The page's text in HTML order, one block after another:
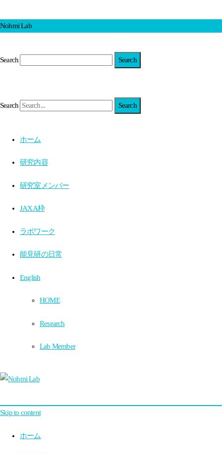
Nohmi Lab
Search
Search
ホーム
研究内容
研究室メンバー
JAXA枠
ラボワーク
能見研の日常
English
HOME
Research
Lab Member
Skip to content
ホーム